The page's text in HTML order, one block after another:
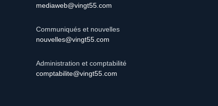
mediaweb@vingt55.com
Communiqués et nouvelles
nouvelles@vingt55.com
Administration et comptabilité
comptabilite@vingt55.com